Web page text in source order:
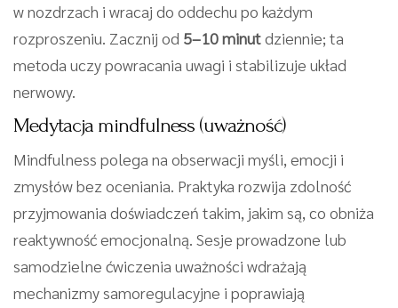
w nozdrzach i wracaj do oddechu po każdym
rozproszeniu. Zacznij od 5–10 minutdziennie; ta
metoda uczy powracania uwagi i stabilizuje układ
nerwowy.
Medytacja mindfulness (uważność)
Mindfulness polega na obserwacji myśli, emocji i
zmysłów bez oceniania. Praktyka rozwija zdolność
przyjmowania doświadczeń takim, jakim są, co obniża
reaktywność emocjonalną. Sesje prowadzone lub
samodzielne ćwiczenia uważności wdrażają
mechanizmy samoregulacyjne i poprawiają